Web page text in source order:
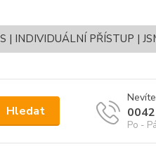
INDIVIDUÁLNÍ PŘÍSTUP |
Hledat
Po -